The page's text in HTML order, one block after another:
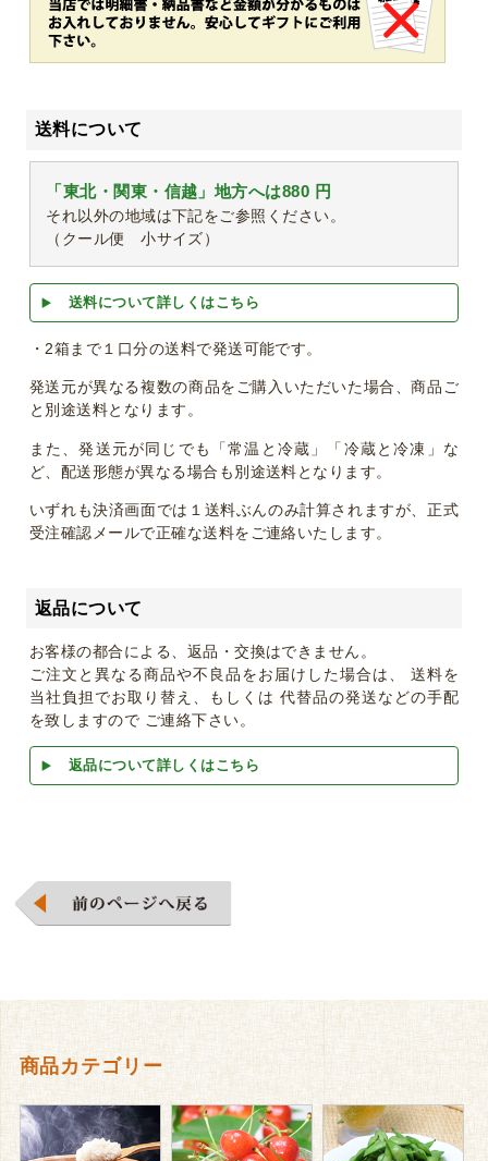
送料について
「東北・関東・信越」地方へは880 円
それ以外の地域は下記をご参照ください。
（クール便 小サイズ）
送料について詳しくはこちら
・2箱まで１口分の送料で発送可能です。
発送元が異なる複数の商品をご購入いただいた場合、商品ご
と別途送料となります。
また、発送元が同じでも「常温と冷蔵」「冷蔵と冷凍」な
ど、配送形態が異なる場合も別途送料となります。
いずれも決済画面では１送料ぶんのみ計算されますが、正式
受注確認メールで正確な送料をご連絡いたします。
返品について
お客様の都合による、返品・交換はできません。
ご注文と異なる商品や不良品をお届けした場合は、 送料を
当社負担でお取り替え、もしくは 代替品の発送などの手配
を致しますので ご連絡下さい。
返品について詳しくはこちら
商品カテゴリー